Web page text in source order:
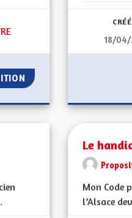
INSTITUTIONNELLE DE
LA STABILITÉ
18/
Le
Mon Code
l’Alsace